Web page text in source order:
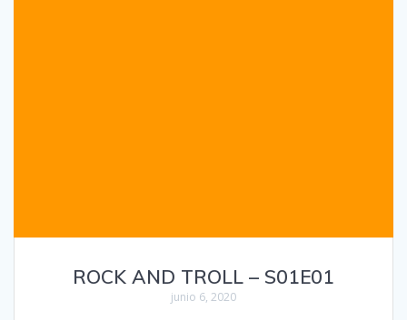
ROCK AND TROLL – S01E01
junio 6, 2020